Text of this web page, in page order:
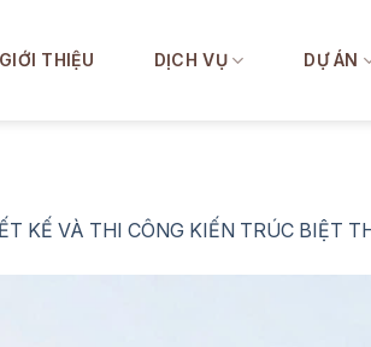
GIỚI THIỆU DỊCH VỤ DỰ ÁN
KẾ VÀ THI CÔNG KIẾN TRÚC BIỆT